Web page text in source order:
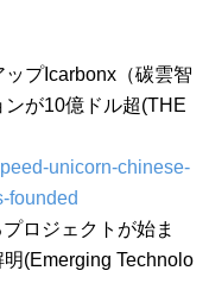
プIcarbonx（碳雲智
が10億ドル超(THE
unicorn-chinese-
founded
ロジェクトが始ま
(Emerging Technolo